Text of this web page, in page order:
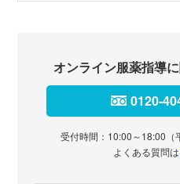
オンライン服薬指導
0120-
受付時間：10:00～18:00（
よくある質問は